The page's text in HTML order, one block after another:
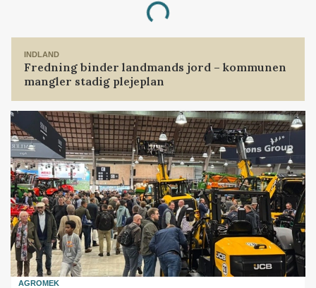
Loading...
INDLAND
Fredning binder landmands jord – kommunen
mangler stadig plejeplan
AGROMEK